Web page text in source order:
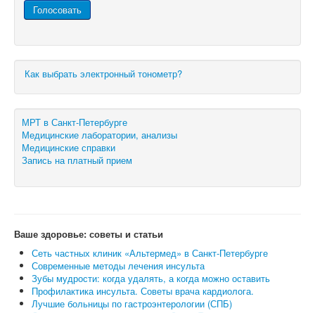
Как выбрать электронный тонометр?
МРТ в Санкт-Петербурге
Медицинские лаборатории, анализы
Медицинские справки
Запись на платный прием
Ваше здоровье: советы и статьи
Сеть частных клиник «Альтермед» в Санкт-Петербурге
Современные методы лечения инсульта
Зубы мудрости: когда удалять, а когда можно оставить
Профилактика инсульта. Советы врача кардиолога.
Лучшие больницы по гастроэнтерологии (СПБ)